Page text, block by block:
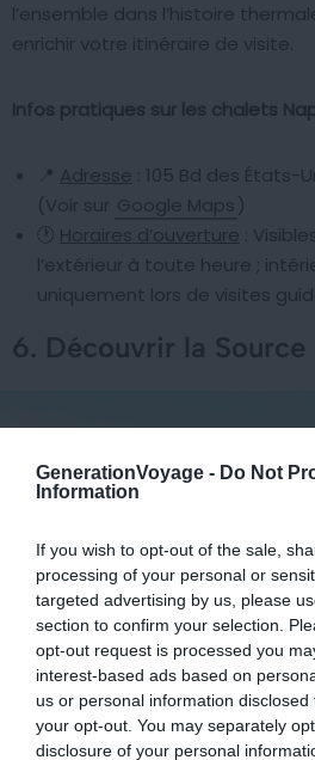
GenerationVoyage - Do Not
Information
If you wish to opt-out of the sale,
processing of your personal or
targeted advertising by us, please
section to confirm your selection.
opt-out request is processed you
interest-based ads based on
us or personal information
your opt-out. You may separately
disclosure of your personal
l’ensemble dans l’histoire
enrichir votre itinéraire de visite.
Infos pratiques sur les chalets
📍 Adresse : 105 Bd des États-
(Voir sur Google Maps)
🕐 Horaires d’ouverture :
l’extérieur à toute heure ;
uniquement lors de visites
6. Découvrir la
Crédit